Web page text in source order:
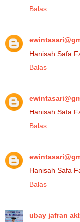
Balas
Hanisah Safa
Balas
Hanisah Safa
Balas
Hanisah Safa
Balas
ubay jafran